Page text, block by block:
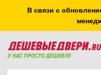
В связи с